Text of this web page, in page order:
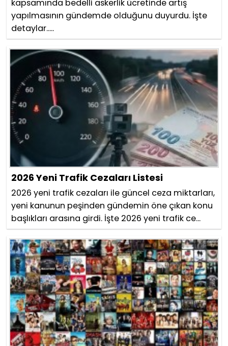
kapsamında bedelli askerlik ücretinde artış
yapılmasının gündemde olduğunu duyurdu. İşte
detaylar.....
2026 Yeni Trafik Cezaları Listesi
2026 yeni trafik cezaları ile güncel ceza miktarları,
yeni kanunun peşinden gündemin öne çıkan konu
başlıkları arasına girdi. İşte 2026 yeni trafik ce...